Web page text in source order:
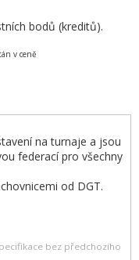
bodů (kreditů).
v ceně
na turnaje a jsou
federací pro všechny
od DGT.
bez předchozího